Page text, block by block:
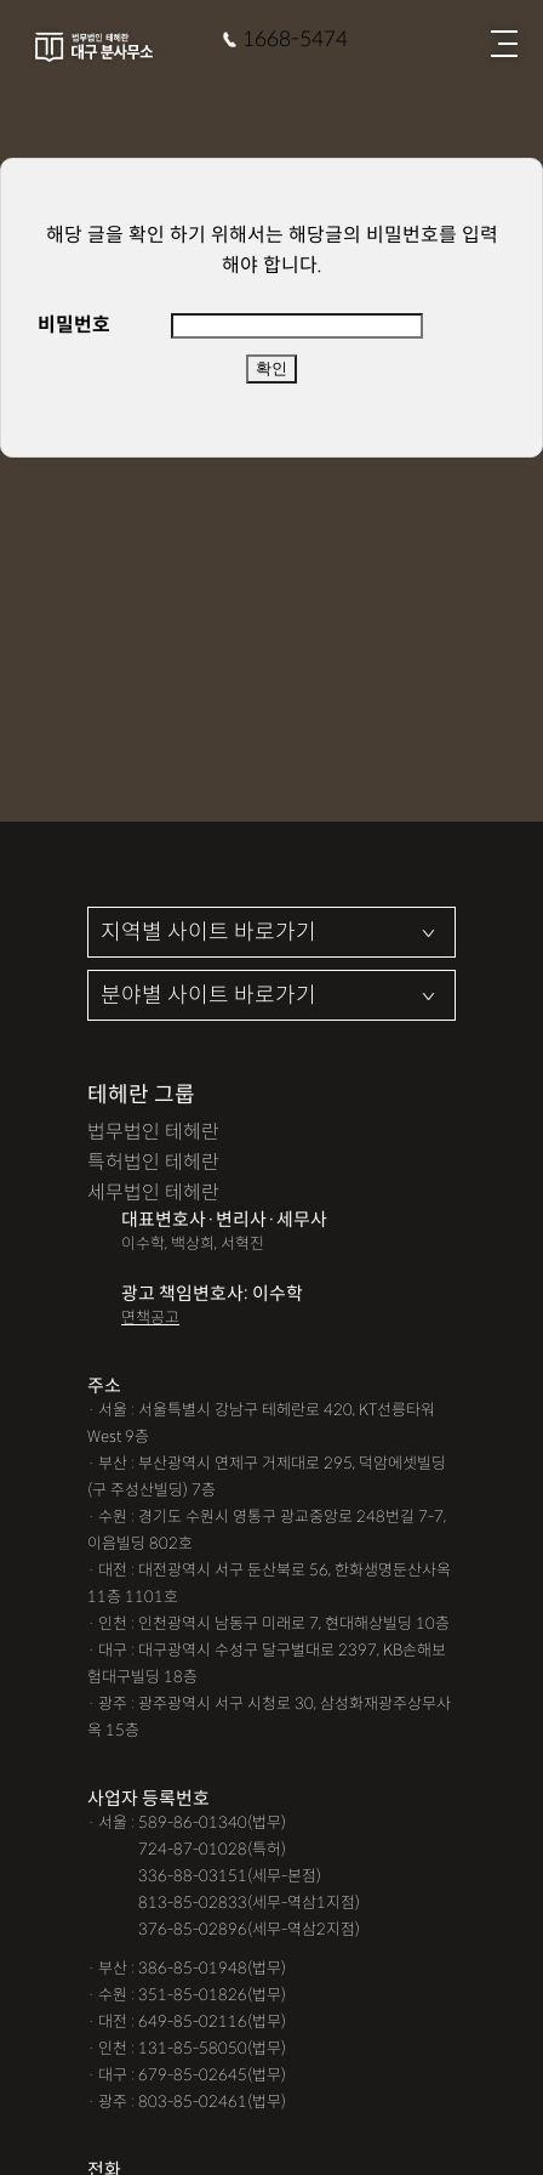
1668-5474
해당 글을 확인 하기 위해서는 해당글의 비밀번호를 입력
해야 합니다.
비밀번호
테헤란 그룹
법무법인 테헤란
특허법인 테헤란
세무법인 테헤란
대표변호사·변리사·세무사
이수학, 백상희, 서혁진
광고 책임변호사: 이수학
면책공고
주소
· 서울 : 서울특별시 강남구 테헤란로 420, KT선릉타워
West 9층
· 부산 : 부산광역시 연제구 거제대로 295, 덕암에셋빌딩
(구 주성산빌딩) 7층
· 수원 : 경기도 수원시 영통구 광교중앙로 248번길 7-7,
이음빌딩 802호
· 대전 : 대전광역시 서구 둔산북로 56, 한화생명둔산사옥
11층 1101호
· 인천 : 인천광역시 남동구 미래로 7, 현대해상빌딩 10층
· 대구 : 대구광역시 수성구 달구벌대로 2397, KB손해보
험대구빌딩 18층
· 광주 : 광주광역시 서구 시청로 30, 삼성화재광주상무사
옥 15층
사업자 등록번호
· 서울 : 589-86-01340(법무)
724-87-01028(특허)
336-88-03151(세무-본점)
813-85-02833(세무-역삼1지점)
376-85-02896(세무-역삼2지점)
· 부산 : 386-85-01948(법무)
· 수원 : 351-85-01826(법무)
· 대전 : 649-85-02116(법무)
· 인천 : 131-85-58050(법무)
· 대구 : 679-85-02645(법무)
· 광주 : 803-85-02461(법무)
전화